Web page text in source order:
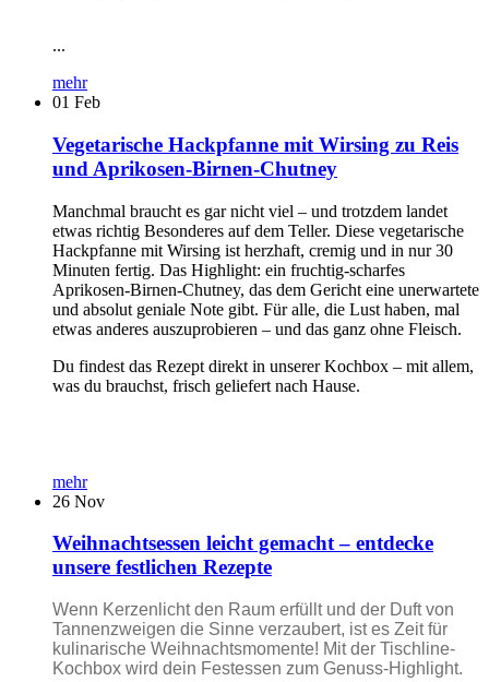
...
mehr
01 Feb
Vegetarische Hackpfanne mit Wirsing zu Reis
und Aprikosen-Birnen-Chutney
Manchmal braucht es gar nicht viel – und trotzdem landet
etwas richtig Besonderes auf dem Teller. Diese vegetarische
Hackpfanne mit Wirsing ist herzhaft, cremig und in nur 30
Minuten fertig. Das Highlight: ein fruchtig-scharfes
Aprikosen-Birnen-Chutney, das dem Gericht eine unerwartete
und absolut geniale Note gibt. Für alle, die Lust haben, mal
etwas anderes auszuprobieren – und das ganz ohne Fleisch.
Du findest das Rezept direkt in unserer Kochbox – mit allem,
was du brauchst, frisch geliefert nach Hause.
mehr
26 Nov
Weihnachtsessen leicht gemacht – entdecke
unsere festlichen Rezepte
Wenn Kerzenlicht den Raum erfüllt und der Duft von
Tannenzweigen die Sinne verzaubert, ist es Zeit für
kulinarische Weihnachtsmomente! Mit der Tischline-
Kochbox wird dein Festessen zum Genuss-Highlight.